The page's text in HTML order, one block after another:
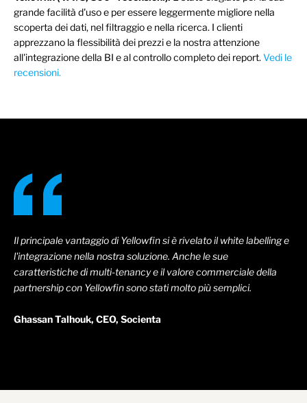
grande facilità d'uso e per essere leggermente migliore nella
scoperta dei dati, nel filtraggio e nella ricerca. I clienti
apprezzano la flessibilità dei prezzi e la nostra attenzione
all'integrazione della BI e al controllo completo dei report. Vedi le
recensioni.
Il principale vantaggio di Yellowfin si è rivelato il white labelling e
l'integrazione nella nostra soluzione. Anche le sue
caratteristiche di multi-tenancy e il valore commerciale della
partnership con Yellowfin sono stati molto più semplici.
Ghassan Talhouk, CEO, Socienta